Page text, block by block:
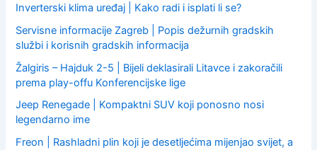
Inverterski klima uređaj | Kako radi i isplati li se?
Servisne informacije Zagreb | Popis dežurnih gradskih
službi i korisnih gradskih informacija
Žalgiris – Hajduk 2-5 | Bijeli deklasirali Litavce i zakoračili
prema play-offu Konferencijske lige
Jeep Renegade | Kompaktni SUV koji ponosno nosi
legendarno ime
Freon | Rashladni plin koji je desetljećima mijenjao svijet, a